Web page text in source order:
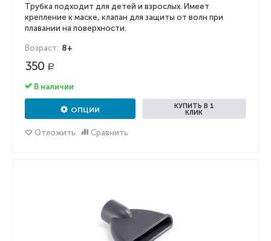
Трубка подходит для детей и взрослых. Имеет
крепление к маске, клапан для защиты от волн при
плавании на поверхности.
Возраст: 8+
350 Р
В наличии
ОПЦИИ
КУПИТЬ В 1
КЛИК
Отложить Сравнить